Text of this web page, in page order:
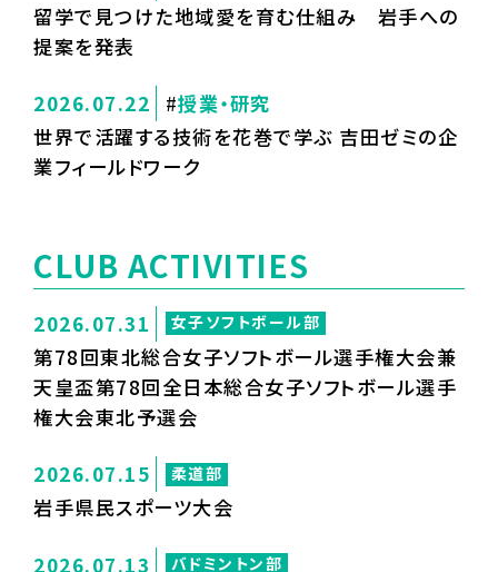
留学で見つけた地域愛を育む仕組み 岩手への
提案を発表
2026.07.22
授業・研究
世界で活躍する技術を花巻で学ぶ 吉田ゼミの企
業フィールドワーク
CLUB ACTIVITIES
2026.07.31 女子ソフトボール部
第78回東北総合女子ソフトボール選手権大会兼
天皇盃第78回全日本総合女子ソフトボール選手
権大会東北予選会
2026.07.15 柔道部
岩手県民スポーツ大会
2026.07.13 バドミントン部